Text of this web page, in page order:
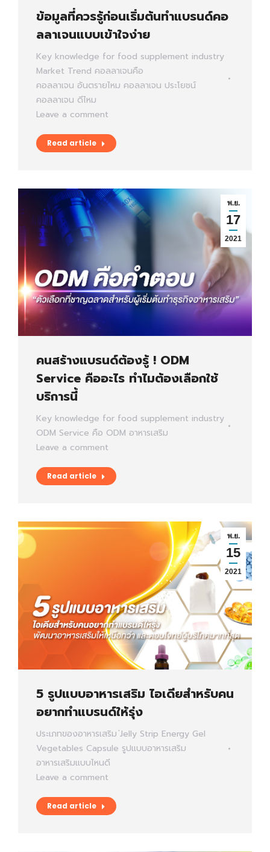
ข้อมูลที่ควรรู้ก่อนเริ่มต้นทำแบรนด์คอ
ลลาเจนแบบเข้าใจง่าย
Key knowledge for food supplement industry
Market Trend คอลลาเจนคือ
คอลลาเจน อันตรายไหม คอลลาเจน ประโยชน์
คอลลาเจน ดีไหม
Leave a comment
Read article
พ.ย.
17
2021
คนสร้างแบรนด์ต้องรู้ ! ODM
Service คืออะไร ทำไมต้องเลือกใช้
บริการนี้
Key knowledge for food supplement industry
ODM Service คือ ODM อาหารเสริม
Leave a comment
Read article
พ.ย.
15
2021
5 รูปแบบอาหารเสริม ไอเดียสำหรับคน
อยากทำแบรนด์ให้รุ่ง
ประเภทของอาหารเสริม ่Jelly Strip Energy Gel
Vegetables Capsule รูปแบบอาหารเสริม
อาหารเสริมแบบไหนดี
Leave a comment
Read article